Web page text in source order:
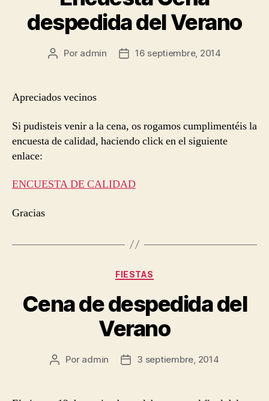
despedida del Verano
Autor
entrada
Por admin
Fecha16 septiembre, 2014
Apreciados vecinos
Si pudisteis venir a la cena, os rogamos cumplimentéis la
encuesta de calidad, haciendo click en el siguiente
enlace:
ENCUESTA DE CALIDAD
Gracias
Categorías
FIESTAS
Cena de despedida del
Verano
Autor
Por admin
Fecha3 septiembre, 2014